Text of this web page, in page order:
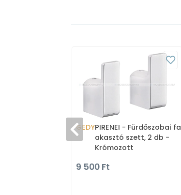
GEDYPIRENEI - Fürdőszobai fali
akasztó szett, 2 db -
Krómozott
9 500 Ft